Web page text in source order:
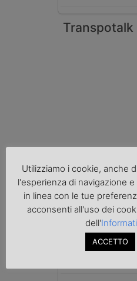
Transpotalk
Normativa
La riforma del Codice
sull’autotrasporto
Imprenditore di Prato
col muletto
Utilizziamo i cookie, anche
l'esperienza di navigazione
in linea con le tue
acconsenti all'uso dei
dell'
ACCETTO